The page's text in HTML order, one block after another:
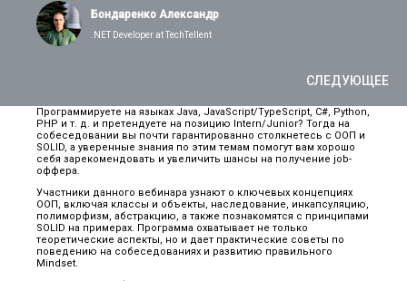
СЛЕДУЮЩЕЕ
Бондаренко Александр
.NET Developer at TechTellent
Программируете на языках Java, JavaScript/TypeScript, C#, Python,
PHP и т. д. и претендуете на позицию Intern/Junior? Тогда на
собеседовании вы почти гарантированно столкнетесь с ООП и
SOLID, а уверенные знания по этим темам помогут вам хорошо
себя зарекомендовать и увеличить шансы на получение job-
оффера.
Участники данного вебинара узнают о ключевых концепциях
ООП, включая классы и объекты, наследование, инкапсуляцию,
полиморфизм, абстракцию, а также познакомятся с принципами
SOLID на примерах. Программа охватывает не только
теоретические аспекты, но и дает практические советы по
поведению на собеседованиях и развитию правильного
Mindset.